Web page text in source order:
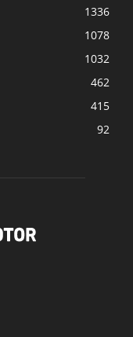
1336
1078
1032
462
415
92